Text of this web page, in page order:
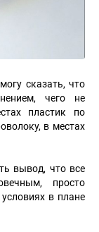
сказать, что
чего не
пластик по
в местах
вывод, что все
просто
в плане